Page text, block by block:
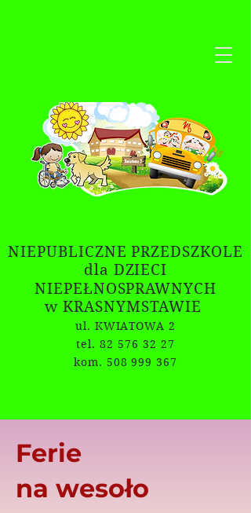
NIEPUBLICZNE PRZEDSZKOLE
dla DZIECI
NIEPEŁNOSPRAWNYCH
w KRASNYMSTAWIE
ul. KWIATOWA 2
tel. 82 576 32 27
kom. 508 999 367
Ferie
na wesoło